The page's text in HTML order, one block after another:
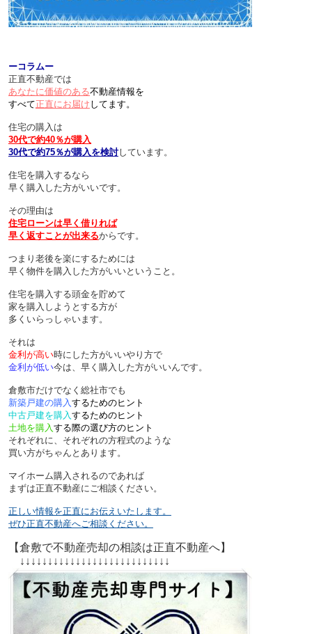
ーコラムー
正直不動産では
あなたに価値のある不動産情報を
すべて正直にお届け してます。
住宅の購入は
30代で約40％が購入
30代で約75％が購入を検討しています。
住宅を購入するなら
早く購入した方がいいです。
その理由は
住宅ローンは早く借りれば
早く返すことが出来るからです。
つまり老後を楽にするためには
早く物件を購入した方がいいということ。
住宅を購入する頭金を貯めて
家を購入しようとする方が
多くいらっしゃいます。
それは
金利が高い時にした方がいいやり方で
金利が低い今は、早く購入した方がいいんです。
倉敷市だけでなく総社市でも
新築戸建の購入するためのヒント
中古戸建を購入するためのヒント
土地を購入する際の選び方のヒント
それぞれに、それぞれの方程式のような
買い方がちゃんとあります。
マイホーム購入されるのであれば
まずは正直不動産にご相談ください。
正しい情報を正直にお伝えいたします。
ぜひ正直不動産へご相談ください。
【倉敷で不動産売却の相談は正直不動産へ】
↓↓↓↓↓↓↓↓↓↓↓↓↓↓↓↓↓↓↓↓↓↓↓↓↓↓↓